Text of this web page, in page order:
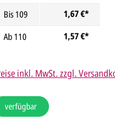
Bis 109
1,67 €*
Ab 110 1,57 €*
inkl. MwSt. zzgl.
verfügbar